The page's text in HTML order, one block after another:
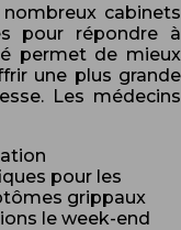
cabinets
pour répondre à
permet de mieux
une plus grande
Les médecins
pour les
grippaux
le week-end